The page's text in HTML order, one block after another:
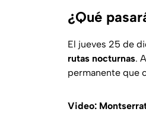
¿Qué
El jueves 25 de
rutas nocturnas.
permanente que
Video: